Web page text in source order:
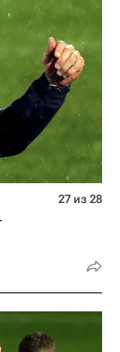
27 из 28